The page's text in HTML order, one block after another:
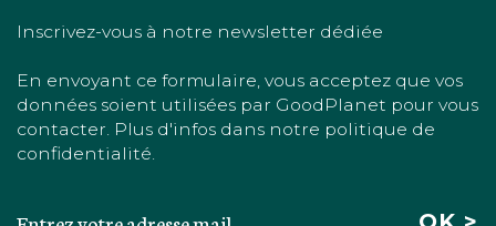
Inscrivez-vous à notre newsletter dédiée
En envoyant ce formulaire, vous acceptez que vos
données soient utilisées par GoodPlanet pour vous
contacter. Plus d'infos dans notre politique de
confidentialité.